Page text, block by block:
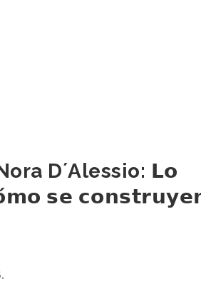
D´Alessio: 𝗟𝗼
𝘀𝗲